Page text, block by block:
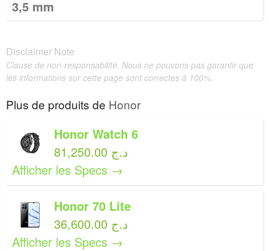
3,5 mm
Disclaimer Note
Clause de non-responsabilité. Nous ne pouvons pas garantir que
les informations sur cette page sont correctes à 100%.
Plus de produits de Honor
Honor Watch 6
81,250.00 د.ج
Afficher les Specs →
Honor 70 Lite
36,600.00 د.ج
Afficher les Specs →